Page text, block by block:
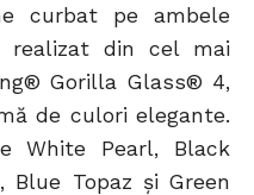
curbat pe ambele
realizat din cel mai
Gorilla Glass® 4,
de culori elegante.
White Pearl, Black
Blue Topaz și Green